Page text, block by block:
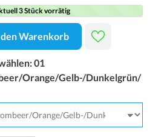
3 Stück vorrätig
Warenkorb
01
Orange/Gelb-/Dunkelgrün/